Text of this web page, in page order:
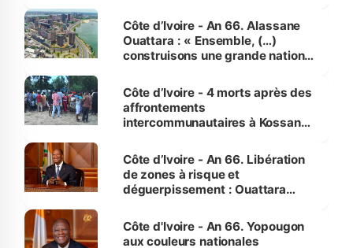
enfants
Côte d’Ivoire - An 66. Alassane
Ouattara : « Ensemble, (…)
construisons une grande nation
générations futures »
Côte d’Ivoire - 4 morts après des
affrontements
intercommunautaires à Kossandji
milieu des sinistrés
Côte d’Ivoire - An 66. Libération
de zones à risque et
déguerpissement : Ouattara
l'Etat de droit pour préserver les
vies humaines »
Côte d'Ivoire - An 66. Yopougon
aux couleurs nationales